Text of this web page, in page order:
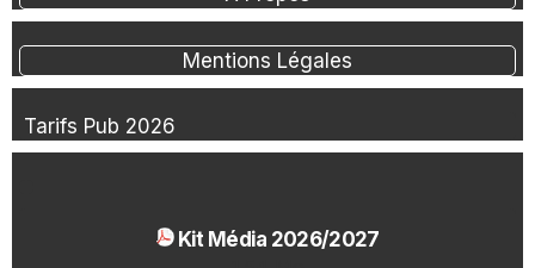
Mentions Légales
Tarifs Pub 2026
Kit Média 2026/2027